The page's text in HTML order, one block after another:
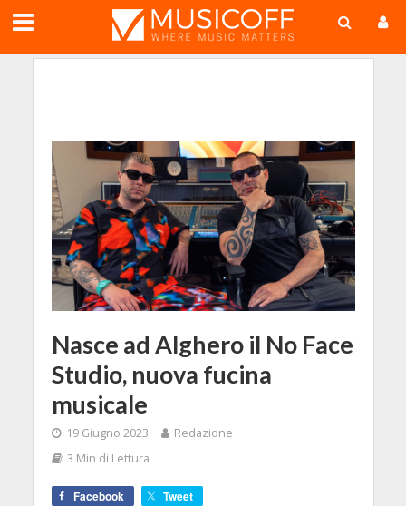
Nasce ad Alghero il No Face
Studio, nuova fucina
musicale
19 Giugno 2023
Redazione
3 Min di Lettura
Facebook Tweet